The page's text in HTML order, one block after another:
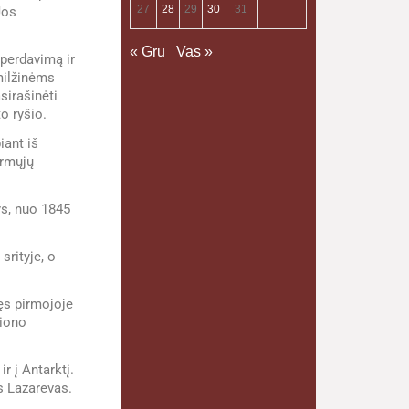
ir
ryšio.
iš
nuo 1845
o
pirmojoje
ir į Antarktį.
Lazarevas.
27 28 29 30 31
« Gru Vas »